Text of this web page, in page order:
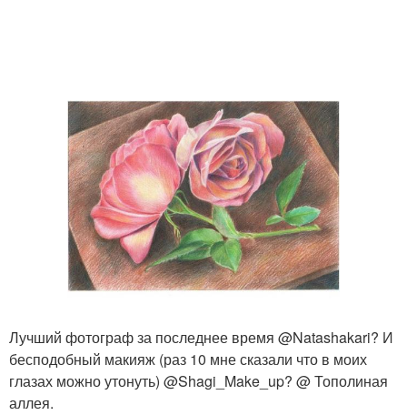
Лучший фотограф за последнее время @Natashakari? И
бесподобный макияж (раз 10 мне сказали что в моих
глазах можно утонуть) @Shagi_Make_up? @ Тополиная
аллея.